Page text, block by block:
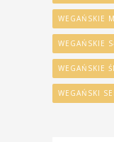
WEGAŃSKIE
WEGAŃSKIE
WEGAŃSKIE
WEGAŃSKI